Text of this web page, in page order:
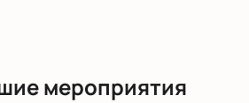
мероприятия